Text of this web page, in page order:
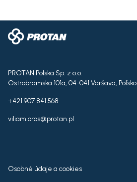
PROTAN Polska Sp. z o.o.
Ostrobramska 101a, 04-041 Varšava, Poľsko
+421 907 841 568
viliam.oros@protan.pl
Osobné údaje a cookies